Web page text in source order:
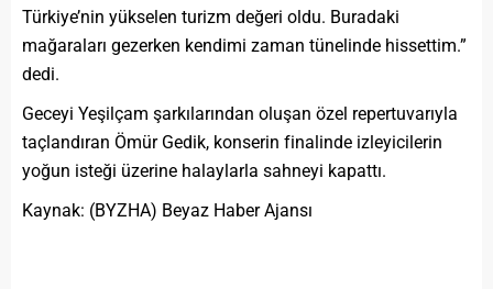
Türkiye’nin yükselen turizm değeri oldu. Buradaki
mağaraları gezerken kendimi zaman tünelinde hissettim.”
dedi.
Geceyi Yeşilçam şarkılarından oluşan özel repertuvarıyla
taçlandıran Ömür Gedik, konserin finalinde izleyicilerin
yoğun isteği üzerine halaylarla sahneyi kapattı.
Kaynak: (BYZHA) Beyaz Haber Ajansı